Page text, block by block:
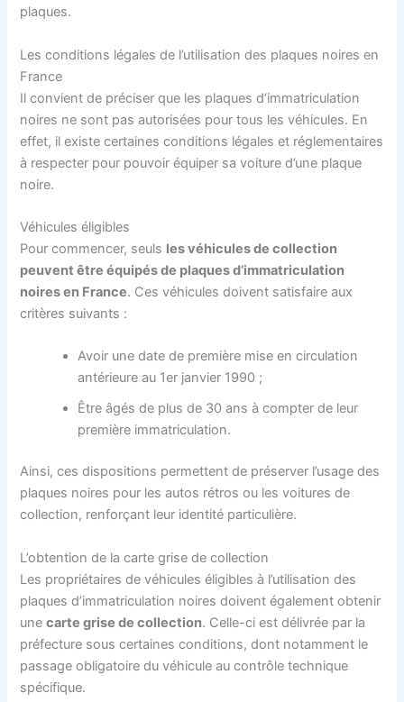
plaques.
Les conditions légales de l’utilisation des plaques noires en
France
Il convient de préciser que les plaques d’immatriculation
noires ne sont pas autorisées pour tous les véhicules. En
effet, il existe certaines conditions légales et réglementaires
à respecter pour pouvoir équiper sa voiture d’une plaque
noire.
Véhicules éligibles
Pour commencer, seuls les véhicules de collection
peuvent être équipés de plaques d’immatriculation
noires en France. Ces véhicules doivent satisfaire aux
critères suivants :
Avoir une date de première mise en circulation
antérieure au 1er janvier 1990 ;
Être âgés de plus de 30 ans à compter de leur
première immatriculation.
Ainsi, ces dispositions permettent de préserver l’usage des
plaques noires pour les autos rétros ou les voitures de
collection, renforçant leur identité particulière.
L’obtention de la carte grise de collection
Les propriétaires de véhicules éligibles à l’utilisation des
plaques d’immatriculation noires doivent également obtenir
unecarte grise de collection. Celle-ci est délivrée par la
préfecture sous certaines conditions, dont notamment le
passage obligatoire du véhicule au contrôle technique
spécifique.